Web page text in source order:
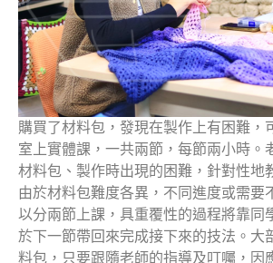
購買了材料包，發現在製作上有困難，
室上實體課，一共兩節，每節兩小時。
材料包、製作時出現的困難，針對性地
由於材料包難度各異，不同進度或需要
以分兩節上課，具重覆性的過程將靠同
於下一節帶回來完成接下來的技法。大
料包，只要跟隨老師的指導及叮囑，因